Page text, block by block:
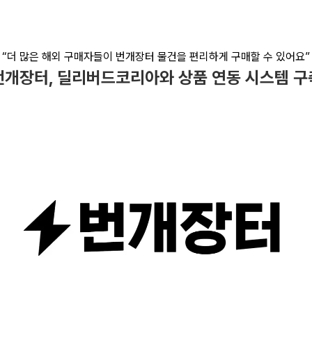
“더 많은 해외 구매자들이 번개장터 물건을 편리하게 구매할 수 있어요”
개장터, 딜리버드코리아와 상품 연동 시스템 구